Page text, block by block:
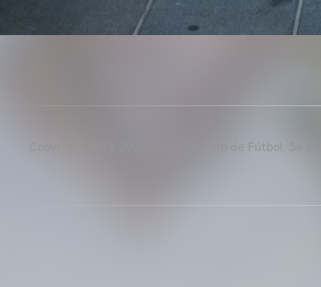
Copyright 2013-2025 Valencia Club de Fútbol.